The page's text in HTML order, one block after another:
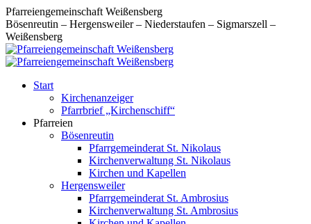
Zum
Inhalt
springen
Pfarreiengemeinschaft Weißensberg
Bösenreutin – Hergensweiler – Niederstaufen – Sigmarszell –
Weißensberg
Start
Kirchenanzeiger
Pfarrbrief „Kirchenschiff“
Pfarreien
Bösenreutin
Pfarrgemeinderat St. Nikolaus
Kirchenverwaltung St. Nikolaus
Kirchen und Kapellen
Hergensweiler
Pfarrgemeinderat St. Ambrosius
Kirchenverwaltung St. Ambrosius